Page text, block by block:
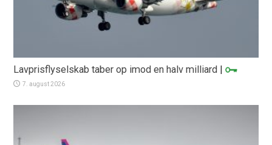
Lavprisflyselskab taber op imod en halv milliard |
7. august 2026